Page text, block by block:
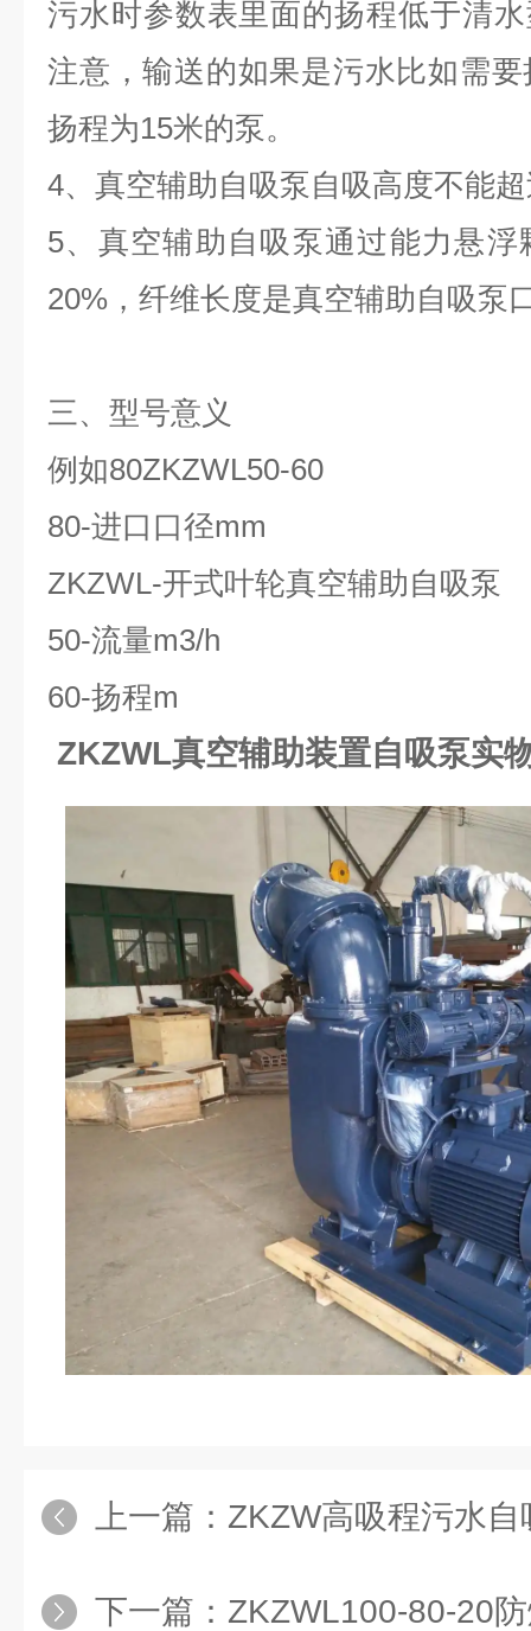
污水时参数表里面的扬程低于清
注意，输送的如果是污水比如需
扬程为15米的泵。
4、 真空辅助自吸泵自吸高度不能
5、 真空辅助自吸泵通过能力悬浮
20%，纤维长度是真空辅助自吸泵
三、型号意义
例如80ZKZWL50-60
80-进口口径mm
ZKZWL-开式叶轮真空辅助自吸泵
50-流量m3/h
60-扬程m
ZKZWL真空辅助装置自吸泵实
上一篇： ZKZW高吸程污水自
下一篇： ZKZWL100-80-20防爆真空